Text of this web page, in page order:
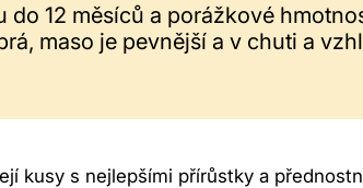
do 12 měsíců a porážkové
maso je pevnější a v chuti a
kusy s nejlepšími přírůstky a